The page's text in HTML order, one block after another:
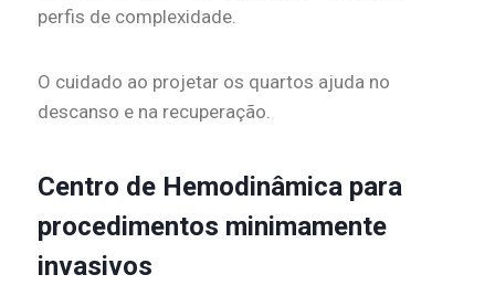
perfis de complexidade.
O cuidado ao projetar os quartos ajuda no
descanso e na recuperação.
Centro de Hemodinâmica para
procedimentos minimamente
invasivos